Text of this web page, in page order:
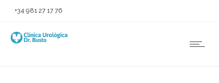
+34 981 27 17 76